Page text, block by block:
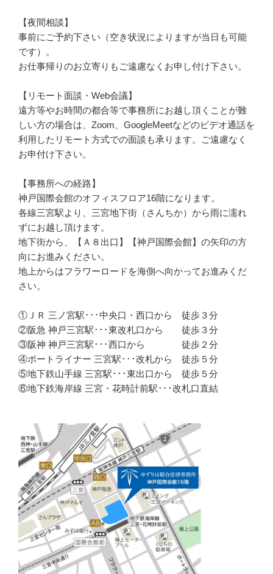
【夜間相談】
事前にご予約下さい（空き状況によりますが当日も可能
です）。
お仕事帰りのお立寄りもご遠慮なくお申し付け下さい。
【リモート面談・Web会議】
遠方等やお時間の都合等で事務所にお越し頂くことが難
しい方の場合は、Zoom、GoogleMeetなどのビデオ通話を
利用したリモート方式での面談も承ります。ご遠慮なく
お申付け下さい。
【事務所への経路】
神戸国際会館のオフィスフロア16階になります。
各線三宮駅より、三宮地下街（さんちか）から雨に濡れ
ずにお越し頂けます。
地下街から、【Ａ８出口】【神戸国際会館】の矢印の方
向にお進みください。
地上からはフラワーロードを海側へ向かってお進みくだ
さい。
①ＪＲ 三ノ宮駅･･･中央口・西口から 徒歩３分
②阪急 神戸三宮駅･･･東改札口から 徒歩３分
③阪神 神戸三宮駅･･･西口から 徒歩２分
④ポートライナー 三宮駅･･･改札から 徒歩５分
⑤地下鉄山手線 三宮駅･･･東出口から 徒歩５分
⑥地下鉄海岸線 三宮・花時計前駅･･･改札口直結